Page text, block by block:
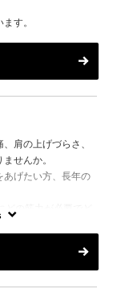
す。
肩の上げづらさ、
せんか。
あげたい方、長年の
どの筋力が必要でど
を重ねてもまだまだ
いけると感じていま